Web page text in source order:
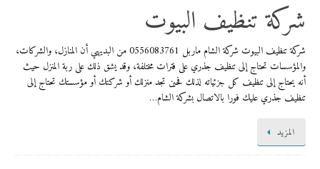
شركة تنظيف البيوت
شركة تنظيف البيوت شركة الشام ماربل 0556083761 من البديهي أن المنازل، والشركات،
والمؤسسات تحتاج إلى تنظيف جذري على فترات مختلفة، وقد يشق ذلك على ربة المنزل حيث
أنه يحتاج إلى تنظيف كل جزئياته لذلك فحين تجد منزلك أو شركتك أو مؤسستك تحتاج إلى
تنظيف جذري عليك فورا بالاتصال بشركة الشام…
المزيد